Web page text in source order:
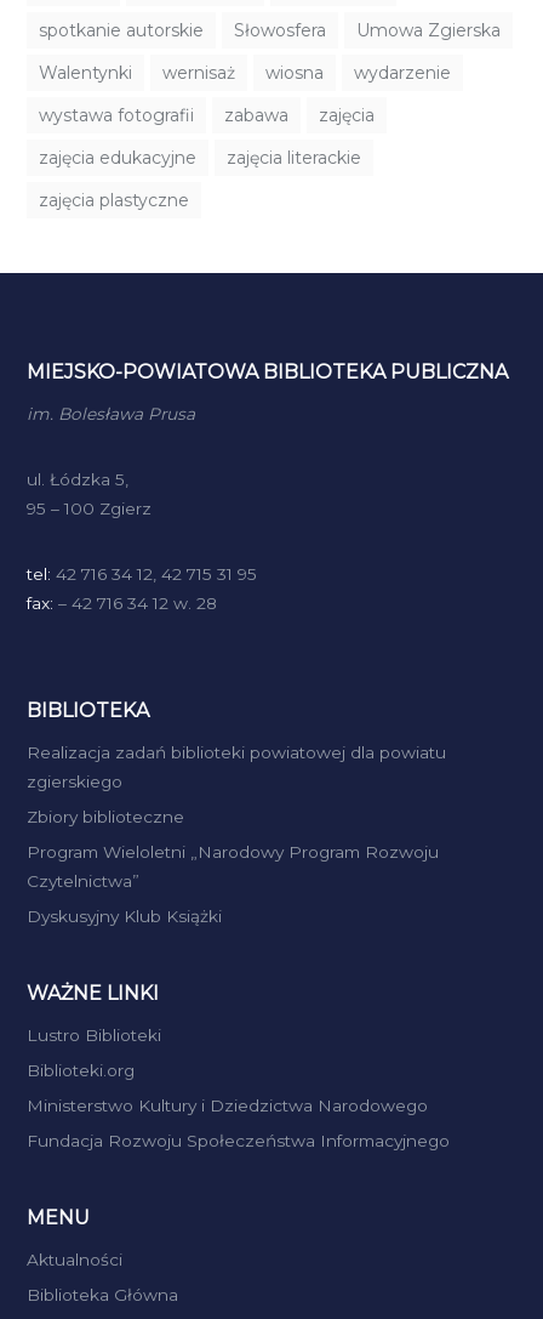
spotkanie autorskie
Słowosfera
Umowa Zgierska
Walentynki
wernisaż wiosna
wydarzenie
wystawa fotografii
zabawa
zajęcia
zajęcia edukacyjne
zajęcia literackie
zajęcia plastyczne
MIEJSKO-POWIATOWA BIBLIOTEKA PUBLICZNA
im. Bolesława Prusa
ul. Łódzka 5,
95 – 100 Zgierz
tel: 42 716 34 12, 42 715 31 95
fax: – 42 716 34 12 w. 28
BIBLIOTEKA
Realizacja zadań biblioteki powiatowej dla powiatu
zgierskiego
Zbiory biblioteczne
Program Wieloletni „Narodowy Program Rozwoju
Czytelnictwa”
Dyskusyjny Klub Książki
WAŻNE LINKI
Lustro Biblioteki
Biblioteki.org
Ministerstwo Kultury i Dziedzictwa Narodowego
Fundacja Rozwoju Społeczeństwa Informacyjnego
MENU
Aktualności
Biblioteka Główna